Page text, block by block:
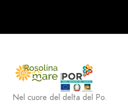
Nel cuore del delta del Po.